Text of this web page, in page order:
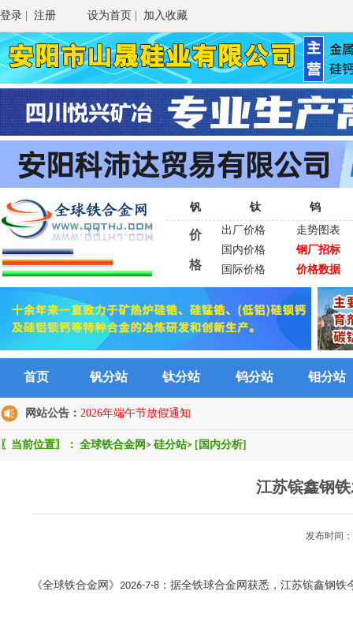
登录 注册 设为首页 加入收藏
钒 钛 钨
价
格
出厂价格
走势图表
国内价格
钢厂招标
国际价格
价格数据
首页 钒分站 钛分站 钨分站 钼分站
网站公告： 2026年端午节放假通知
〖当前位置〗： 全球铁合金网 > 硅分站> [国内分析]
江苏镔鑫钢
发布时间
《全球铁合金网》2026-7-8：据全铁球合金网获悉，江苏镔鑫钢铁